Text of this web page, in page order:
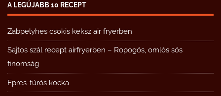
A LEGÚJABB 10 RECEPT
Zabpelyhes csokis keksz air fryerben
Sajtos szál recept airfryerben – Ropogós, omlós sós
finomság
Epres-túrós kocka